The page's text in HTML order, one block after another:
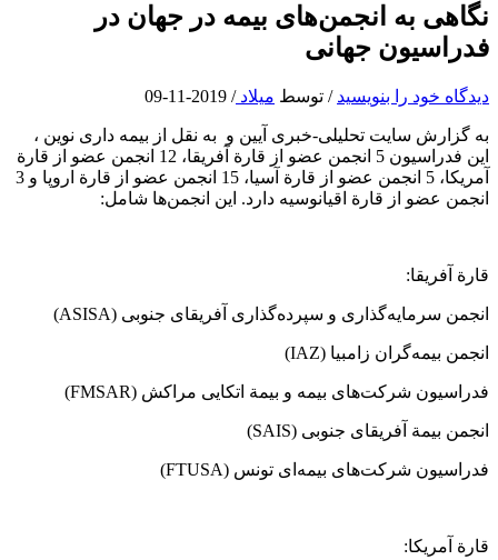
نگاهی به انجمن‌های بیمه در جهان در
فدراسیون جهانی
دیدگاه‌ خود را بنویسید / توسط میلاد/
2019-11-09
به گزارش سایت تحلیلی-خبری آیین و به نقل از بیمه داری نوین ،
این فدراسیون 5 انجمن عضو از قارة آفریقا، 12 انجمن عضو از قارة
آمریکا، 5 انجمن عضو از قارة آسیا، 15 انجمن عضو از قارة اروپا و 3
انجمن عضو از قارة اقیانوسیه دارد. این انجمن‌ها شامل:
قارة آفریقا:
انجمن سرمایه‌گذاری و سپرده‌گذاری آفریقای جنوبی (ASISA)
انجمن بیمه‌گران زامبیا (IAZ)
فدراسیون شرکت‌های بیمه و بیمة اتکایی مراکش (FMSAR)
انجمن بیمة آفریقای جنوبی (SAIS)
فدراسیون شرکت‌های بیمه‌ای تونس (FTUSA)
قارة آمریکا: